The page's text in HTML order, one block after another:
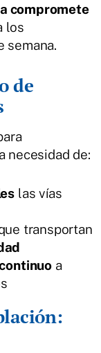
compromete
los
semana.
de
necesidad de:
las vías
transportan
a